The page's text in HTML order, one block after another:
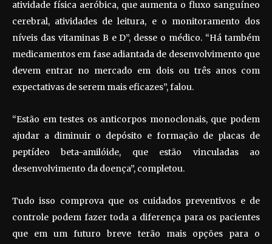
atividade física aeróbica, que aumenta o fluxo sanguíneo
cerebral, atividades de leitura, e o monitoramento dos
níveis das vitaminas B e D”, desse o médico. “Há também
medicamentos em fase adiantada de desenvolvimento que
devem entrar no mercado em dois ou três anos com
expectativas de serem mais eficazes”, falou.
“Estão em testes os anticorpos monoclonais, que podem
ajudar a diminuir o depósito e formação de placas de
peptídeo beta-amilóide, que estão vinculadas ao
desenvolvimento da doença”, completou.
Tudo isso comprova que os cuidados preventivos e de
controle podem fazer toda a diferença para os pacientes
que em um futuro breve terão mais opções para o